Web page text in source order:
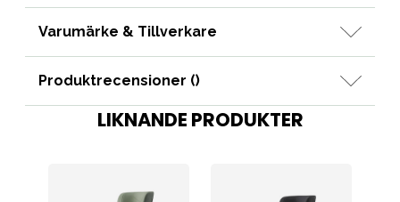
Varumärke & Tillverkare
Produktrecensioner ()
LIKNANDE PRODUKTER